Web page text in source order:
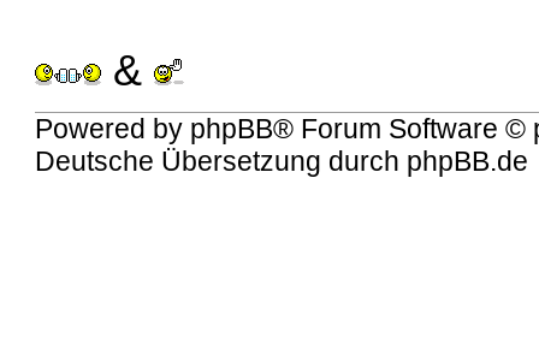
&
Powered by phpBB® Forum Software ©
Deutsche Übersetzung durch phpBB.de